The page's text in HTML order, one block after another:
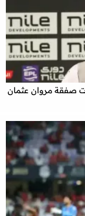
صفقة مروان عثمان